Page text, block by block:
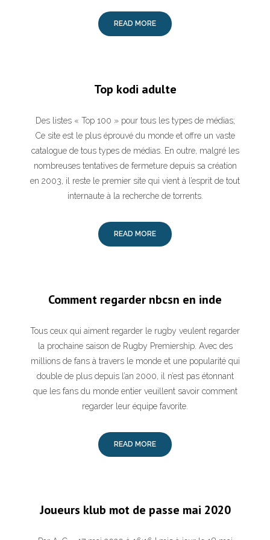
READ MORE
Top kodi adulte
Des listes « Top 100 » pour tous les types de médias;
Ce site est le plus éprouvé du monde et offre un vaste
catalogue de tous types de médias. En outre, malgré les
nombreuses tentatives de fermeture depuis sa création
en 2003, il reste le premier site qui vient à l’esprit de tout
internaute à la recherche de torrents.
READ MORE
Comment regarder nbcsn en inde
Tous ceux qui aiment regarder le rugby veulent regarder
la prochaine saison de Rugby Premiership. Avec des
millions de fans à travers le monde et une popularité qui
double de plus depuis l’an 2000, il n’est pas étonnant
que les fans du monde entier veuillent savoir comment
regarder leur équipe favorite.
READ MORE
Joueurs klub mot de passe mai 2020